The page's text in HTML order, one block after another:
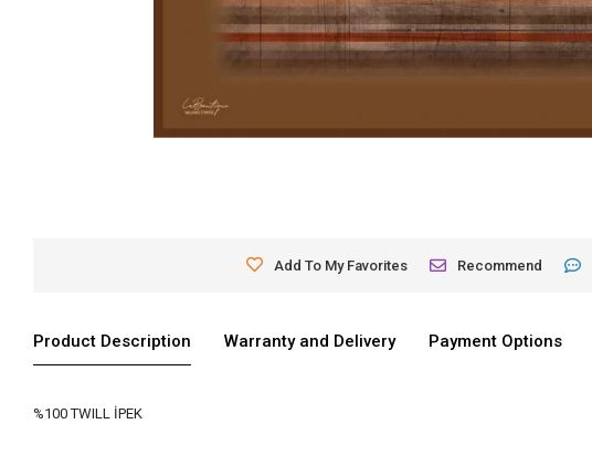
Add To My Favorites Recommend
Product Description Warranty and Delivery Payment Options
%100 TWILL İPEK